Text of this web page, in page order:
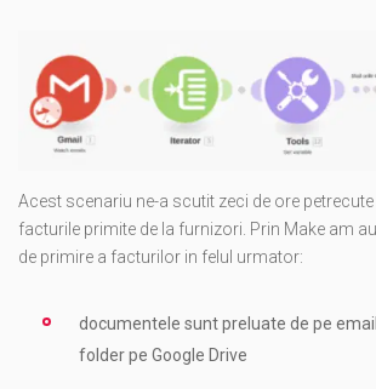
Acest scenariu ne-a scutit zeci de ore
facturile primite de la furnizori. Prin Make am
de primire a facturilor in felul urmator:
documentele sunt preluate de pe
folder pe Google Drive